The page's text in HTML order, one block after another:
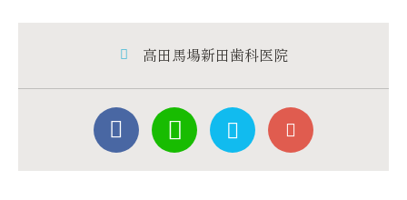
高田馬場新田歯科医院